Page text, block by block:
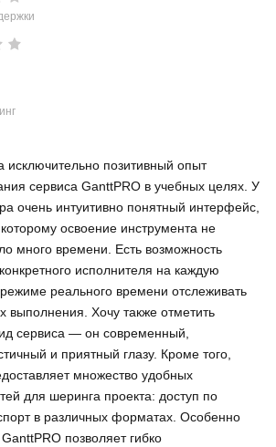
исключительно позитивный опыт
сервиса GanttPRO в учебных целях. У
очень интуитивно понятный интерфейс,
освоение инструмента не
много времени. Есть возможность
исполнителя на каждую
реального времени отслеживать
выполнения. Хочу также отметить
сервиса — он современный,
и приятный глазу. Кроме того,
множество удобных
для шеринга проекта: доступ по
в различных форматах. Особенно
позволяет гибко